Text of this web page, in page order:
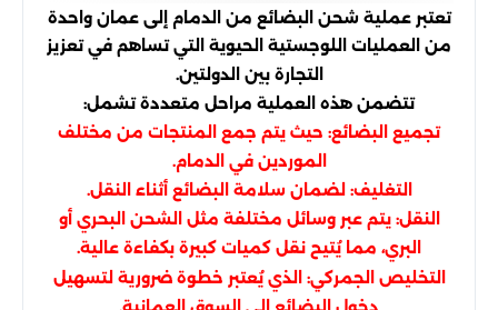
تعتبر عملية شحن البضائع من الدمام إلى عمان واحدة
من العمليات اللوجستية الحيوية التي تساهم في تعزيز
التجارة بين الدولتين.
تتضمن هذه العملية مراحل متعددة تشمل:
تجميع البضائع: حيث يتم جمع المنتجات من مختلف
الموردين في الدمام.
التغليف: لضمان سلامة البضائع أثناء النقل.
النقل: يتم عبر وسائل مختلفة مثل الشحن البحري أو
البري، مما يُتيح نقل كميات كبيرة بكفاءة عالية.
التخليص الجمركي: الذي يُعتبر خطوة ضرورية لتسهيل